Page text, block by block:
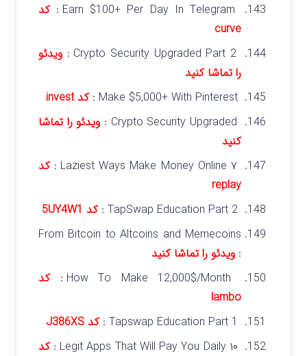
کد
curve
ویدئو
را تماشا کنید
کد invest
ویدئو را تماشا
کنید
کد
replay
کد 5UY4W1
From Bitcoin to Altcoins and Memecoins
:ویدئو را تماشا کنید
کد
lambo
کد J386XS
کد